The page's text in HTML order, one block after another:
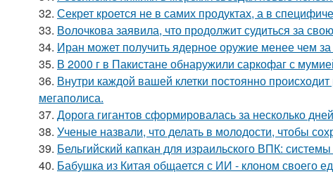
32. Секрет кроется не в самих продуктах, а в
33. Волочкова заявила, что продолжит судиться за
34. Иран может получить ядерное оружие менее чем
35. В 2000 г в Пакистане обнаружили саркофаг с
36. Внутри каждой вашей клетки постоянно
мегаполиса.
37. Дорога гигантов сформировалась за несколько
38. Ученые назвали, что делать в молодости, чтобы
39. Бельгийский капкан для израильского ВПК:
40. Бабушка из Китая общается с ИИ - клоном своего